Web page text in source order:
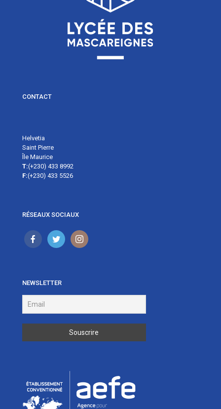
CONTACT
Helvetia
Saint Pierre
Île Maurice
T:(+230) 433 8992
F:(+230) 433 5526
RÉSEAUX SOCIAUX
NEWSLETTER